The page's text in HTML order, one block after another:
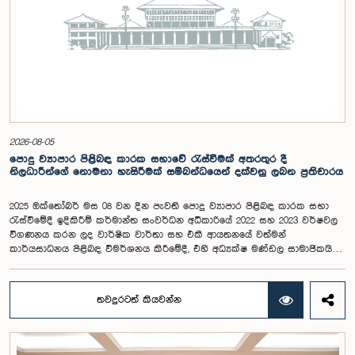
2026-08-05
පොදු ව්‍යාපාර පිළිබඳ කාරක සභාවේ රැස්වීමක් අතරතුර දී
නිලධාරීන්ගේ නොමනා හැසිරීමක් සම්බන්ධයෙන් දක්වනු ලබන ප්‍රතිචාරය
2025 ඔක්තෝබර් මස 08 වන දින පැවති පොදු ව්‍යාපාර පිළිබඳ කාරක සභා
රැස්වීමේදී ඉදිකිරීම් කර්මාන්ත සංවර්ධන අධිකාරියේ 2022 සහ 2023 වර්ෂවල
විගණනය කරන ලද වාර්ෂික වාර්තා සහ එකී ආයතනයේ වත්මන්
කාර්යසාධනය පිළිබඳ විමර්ශනය කිරීමේදී, එහි අධ්‍යක්ෂ මණ්ඩල සාමාජිකයින්
නිලධාරීන් විසින් තම ඇඳුම් පැළඳුම් සම්බන්ධයෙන් පිළිපැදිය යුතු වන
නිර්නායකයන්ගෙන් බැහැරව, එකී අවස්ථාවට නුසුදුසු ආකාරයෙන් සැරසී
රැස්වීමට සහභාගී වී සිටි බව කාරක සභාව විසින් නිරීක්ෂණය කරන ලදී.
තවද, ඉහත කී නිලධාරීන් දෙදෙනාම පාර්ලිමේන්තු සම්ප්‍රදායට හා
තවදුරටත් කියවන්න